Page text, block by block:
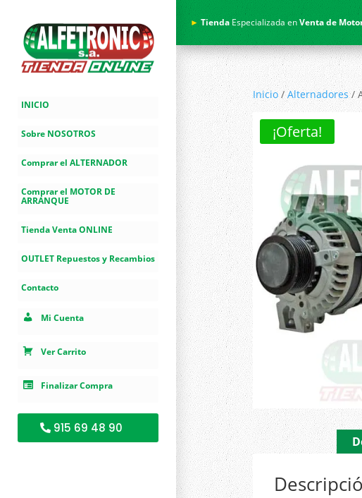
INICIO
Sobre NOSOTROS
Comprar el ALTERNADOR
Comprar el MOTOR DE
ARRANQUE
Tienda Venta ONLINE
OUTLET Repuestos y Recambios
Contacto
Mi Cuenta
Ver Carrito
Finalizar Compra
915 69 48 90
► Tienda Especializada enVenta de
Inicio/Alternadores/
¡Oferta!